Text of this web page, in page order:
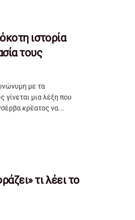
ιστορία
τους
με τα
μια λέξη που
κρέατος να...
τι λέει το